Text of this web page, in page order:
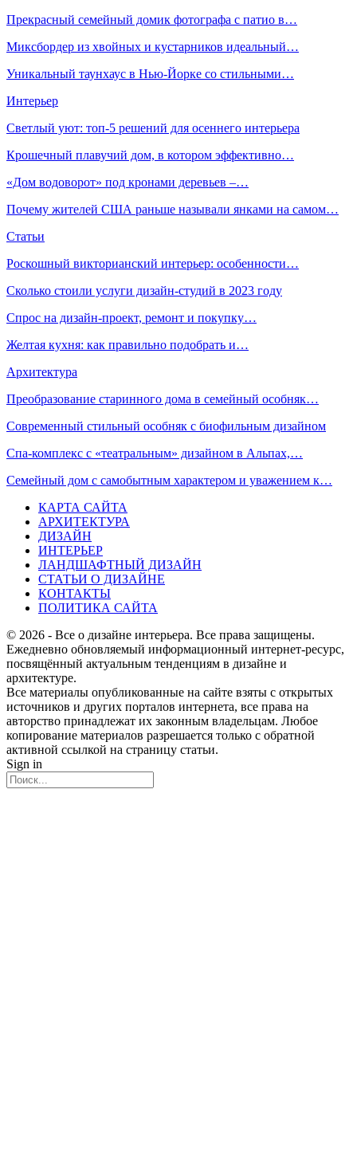
Прекрасный семейный домик фотографа с патио в…
Миксбордер из хвойных и кустарников идеальный…
Уникальный таунхаус в Нью-Йорке со стильными…
Интерьер
Светлый уют: топ-5 решений для осеннего интерьера
Крошечный плавучий дом, в котором эффективно…
«Дом водоворот» под кронами деревьев –…
Почему жителей США раньше называли янками на самом…
Статьи
Роскошный викторианский интерьер: особенности…
Сколько стоили услуги дизайн-студий в 2023 году
Спрос на дизайн-проект, ремонт и покупку…
Желтая кухня: как правильно подобрать и…
Архитектура
Преобразование старинного дома в семейный особняк…
Современный стильный особняк с биофильным дизайном
Спа-комплекс с «театральным» дизайном в Альпах,…
Семейный дом с самобытным характером и уважением к…
КАРТА САЙТА
АРХИТЕКТУРА
ДИЗАЙН
ИНТЕРЬЕР
ЛАНДШАФТНЫЙ ДИЗАЙН
СТАТЬИ О ДИЗАЙНЕ
КОНТАКТЫ
ПОЛИТИКА САЙТА
© 2026 - Все о дизайне интерьера. Все права защищены.
Ежедневно обновляемый информационный интернет-ресурс,
посвящённый актуальным тенденциям в дизайне и
архитектуре.
Все материалы опубликованные на сайте взяты с открытых
источников и других порталов интернета, все права на
авторство принадлежат их законным владельцам. Любое
копирование материалов разрешается только с обратной
активной ссылкой на страницу статьи.
Sign in